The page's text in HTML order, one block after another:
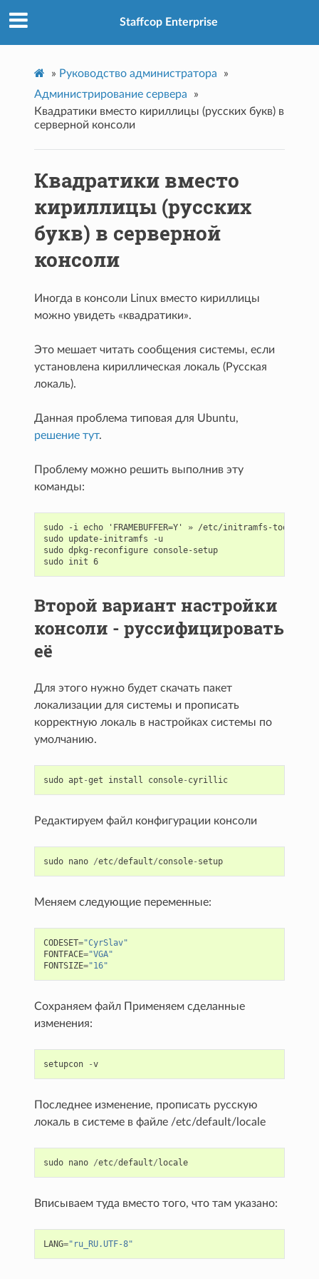
Staffcop Enterprise
» Руководство администратора
»
Администрирование сервера
»
Квадратики вместо кириллицы (русских букв) в
cерверной консоли
Квадратики вместо
кириллицы (русских
букв) в cерверной
консоли
Иногда в консоли Linux вместо кириллицы
можно увидеть «квадратики».
Это мешает читать сообщения системы, если
установлена кириллическая локаль (Русская
локаль).
Данная проблема типовая для Ubuntu,
решение тут.
Проблему можно решить выполнив эту
команды:
sudo -i echo 'FRAMEBUFFER=Y' » /etc/initramfs-tools/
sudo update-initramfs -u
sudo dpkg-reconfigure console-setup
Второй вариант настройки
консоли - руссифицировать
её
Для этого нужно будет скачать пакет
локализации для системы и прописать
корректную локаль в настройках системы по
умолчанию.
sudo apt -get install console- cyrillic
Редактируем файл конфигурации консоли
sudo nano /etc/default/console- setup
Меняем следующие переменные:
CODESET="CyrSlav"
FONTFACE="VGA"
FONTSIZE="16"
Сохраняем файл Применяем сделанные
изменения:
setupcon -v
Последнее изменение, прописать русскую
локаль в системе в файле /etc/default/locale
sudo nano /etc/default/locale
Вписываем туда вместо того, что там указано:
LANG="ru_RU.UTF-8"